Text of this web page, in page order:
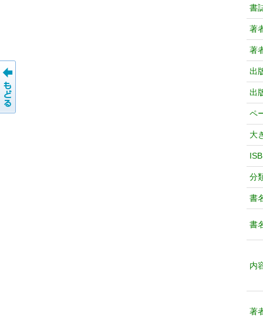
書
著
著
出
出
ペ
大
分
書
書
内
著